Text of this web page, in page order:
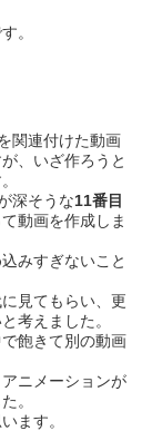
。
関連付けた動画
、いざ作ろうと
深そうな11番目
動画を作成しま
みすぎないこと
見てもらい、更
考えました。
飽きて別の動画
ニメーションが
。
ます。